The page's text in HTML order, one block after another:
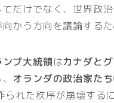
だけでなく、世界政
かう方向を議論する
ンプ大統領はカナダと
オランダの政治家た
れた秩序が崩壊する